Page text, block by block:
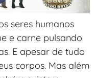
seres humanos
e carne pulsando
E apesar de tudo
corpos. Mas além